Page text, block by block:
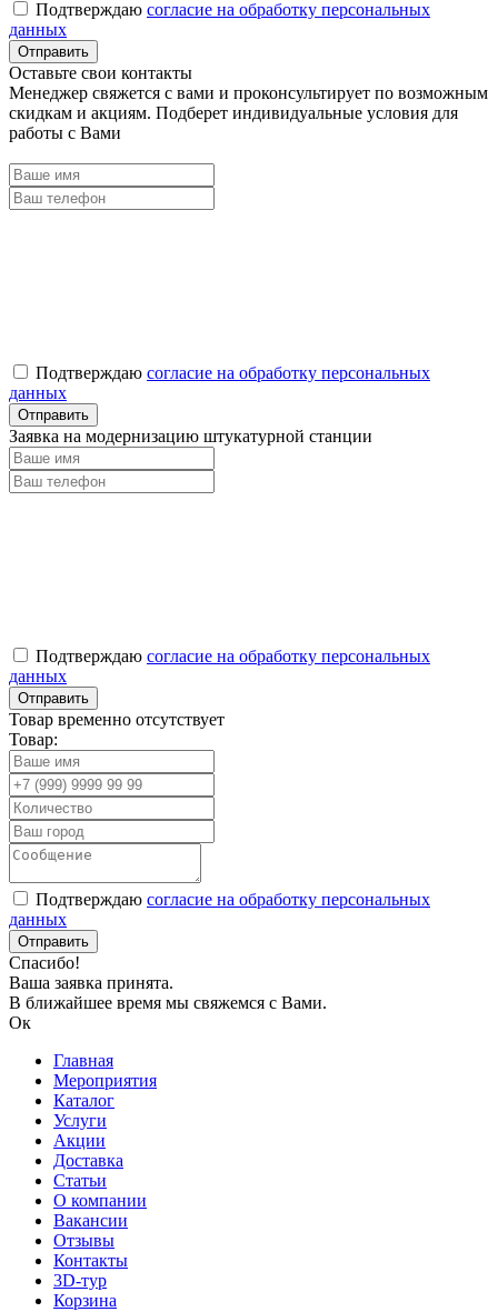
Подтверждаю согласие на обработку персональных
данных
Оставьте свои контакты
Менеджер свяжется с вами и проконсультирует по возможным
скидкам и акциям. Подберет индивидуальные условия для
работы с Вами
Подтверждаю согласие на обработку персональных
данных
Заявка на модернизацию штукатурной станции
Подтверждаю согласие на обработку персональных
данных
Товар временно отсутствует
Товар:
Подтверждаю согласие на обработку персональных
данных
Спасибо!
Ваша заявка принята.
В ближайшее время мы свяжемся с Вами.
Ок
Главная
Мероприятия
Каталог
Услуги
Акции
Доставка
Статьи
О компании
Вакансии
Отзывы
Контакты
3D-тур
Корзина